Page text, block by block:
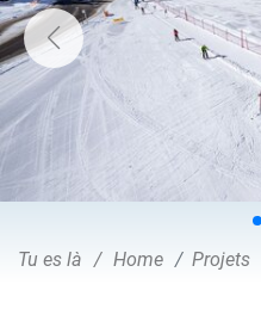
Tu es là Home Projets